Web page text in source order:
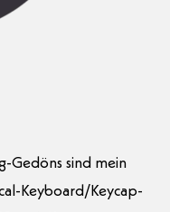
Gedöns sind mein
Keyboard/Keycap-